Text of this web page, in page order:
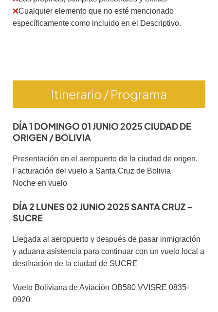
❌Cualquier elemento que no esté mencionado
específicamente como incluido en el Descriptivo.
Itinerario / Programa
DÍA 1 DOMINGO 01 JUNIO 2025 CIUDAD DE
ORIGEN / BOLIVIA
Presentación en el aeropuerto de la ciudad de origen.
Facturación del vuelo a Santa Cruz de Bolivia
Noche en vuelo
DÍA 2 LUNES 02 JUNIO 2025 SANTA CRUZ –
SUCRE
Llegada al aeropuerto y después de pasar inmigración
y aduana asistencia para continuar con un vuelo local a
destinación de la ciudad de SUCRE
Vuelo Boliviana de Aviación OB580 VVISRE 0835-
0920